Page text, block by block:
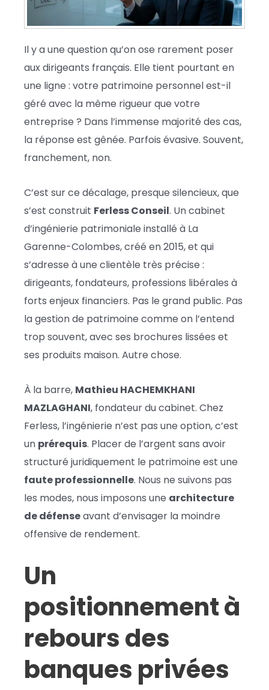
Il y a une question qu’on ose rarement poser
aux dirigeants français. Elle tient pourtant en
une ligne : votre patrimoine personnel est-il
géré avec la même rigueur que votre
entreprise ? Dans l’immense majorité des cas,
la réponse est gênée. Parfois évasive. Souvent,
franchement, non.
C’est sur ce décalage, presque silencieux, que
s’est construit Ferless Conseil. Un cabinet
d’ingénierie patrimoniale installé à La
Garenne-Colombes, créé en 2015, et qui
s’adresse à une clientèle très précise :
dirigeants, fondateurs, professions libérales à
forts enjeux financiers. Pas le grand public. Pas
la gestion de patrimoine comme on l’entend
trop souvent, avec ses brochures lissées et
ses produits maison. Autre chose.
À la barre, Mathieu HACHEMKHANI
MAZLAGHANI, fondateur du cabinet. Chez
Ferless, l’ingénierie n’est pas une option, c’est
un prérequis. Placer de l’argent sans avoir
structuré juridiquement le patrimoine est une
faute professionnelle. Nous ne suivons pas
les modes, nous imposons une architecture
de défenseavant d’envisager la moindre
offensive de rendement.
Un
positionnement à
rebours des
banques privées